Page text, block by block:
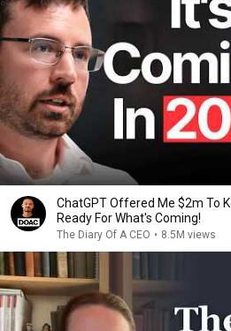
ChatGPT Offered Me $2m To
Ready For What's Coming!
The Diary Of A CEO • 8.5M views